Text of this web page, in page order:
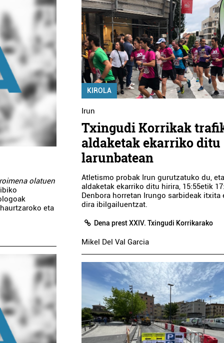
olatuen
eta
KIROLA
Irun
Txingudi Korrikak
aldaketak ekarriko ditu
larunbatean
Atletismo probak Irun gurutzatuko du,
aldaketak ekarriko ditu hirira, 15:55etik
Denbora horretan Irungo sarbideak itxita
dira ibilgailuentzat.
Dena prest XXIV. Txingudi Korrikarako
Mikel Del Val Garcia